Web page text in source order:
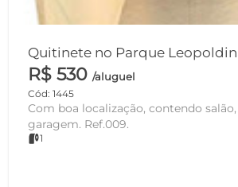
R$ 530 /aluguel
Cód: 1445
Com boa localização, contendo
garagem. Ref.009.
1